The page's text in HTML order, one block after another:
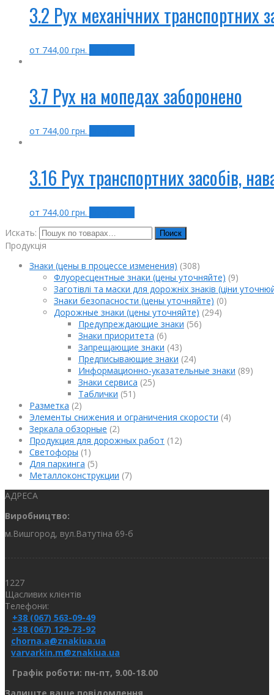
3.2 Рух механічних транспортних
от 744,00 грн.
3.7 Рух на мопедах заборонено
от 744,00 грн.
3.16 Рух транспортних засобів,
от 744,00 грн.
Искать:
Поиск
Продукція
Знаки (цены в процессе изменения) (308)
Флуоресцентные знаки (цены уточняйте) (9)
Заготівлі та маски для дорожніх знаків (ціни
Знаки безопасности (цены уточняйте) (0)
Дорожные знаки (цены уточняйте) (294)
Предупреждающие знаки (56)
Знаки приоритета (6)
Запрещающие знаки (43)
Предписывающие знаки (24)
Информационно-указательные знаки (89)
Знаки сервиса (25)
Таблички (51)
Разметка (2)
Элементы снижения и ограничения скорости (4)
Зеркала обзорные (2)
Продукция для дорожных работ (12)
Светофоры (1)
Для паркинга (5)
Металлоконструкции (7)
АДРЕСА
Виробництво:
м.Вишгород, вул.Ватутіна 69-б
1227
Щасливих клієнтів
Телефони:
+38 (067) 563-09-49
+38 (067) 129-73-92
chorna.a@znakiua.ua
varvarkin.m@znakiua.ua
Графік роботи: пн-пт, 9.00-18.00